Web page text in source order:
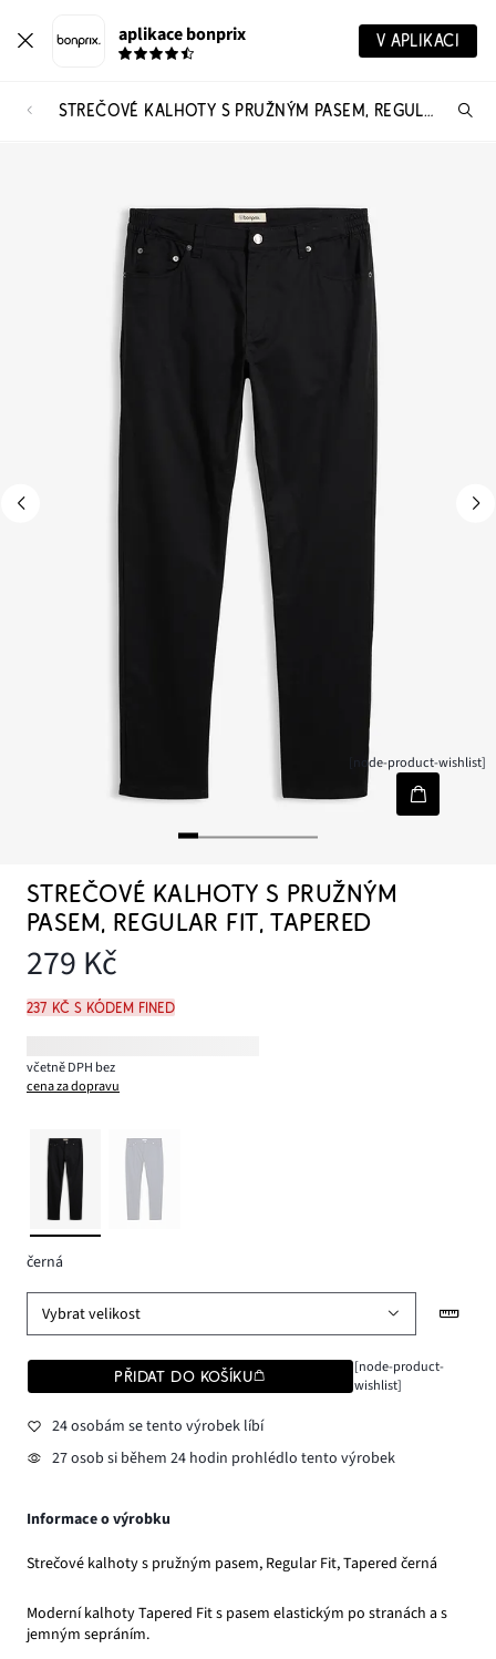
aplikace bonprix V APLIKACI
STREČOVÉ KALHOTY S PRUŽNÝM PASEM, REGULAR FIT, TAPERED
[node-product-wishlist]
STREČOVÉ KALHOTY S PRUŽNÝM
PASEM, REGULAR FIT, TAPERED
279 Kč
237 Kč s kódem FINED
včetně DPH bez
cena za dopravu
černá
Vybrat velikost
PŘIDAT DO KOŠÍKU
[node-product-
wishlist]
24 osobám se tento výrobek líbí
27 osob si během 24 hodin prohlédlo tento výrobek
Informace o výrobku
Strečové kalhoty s pružným pasem, Regular Fit, Tapered černá
Moderní kalhoty Tapered Fit s pasem elastickým po stranách a s
jemným sepráním.